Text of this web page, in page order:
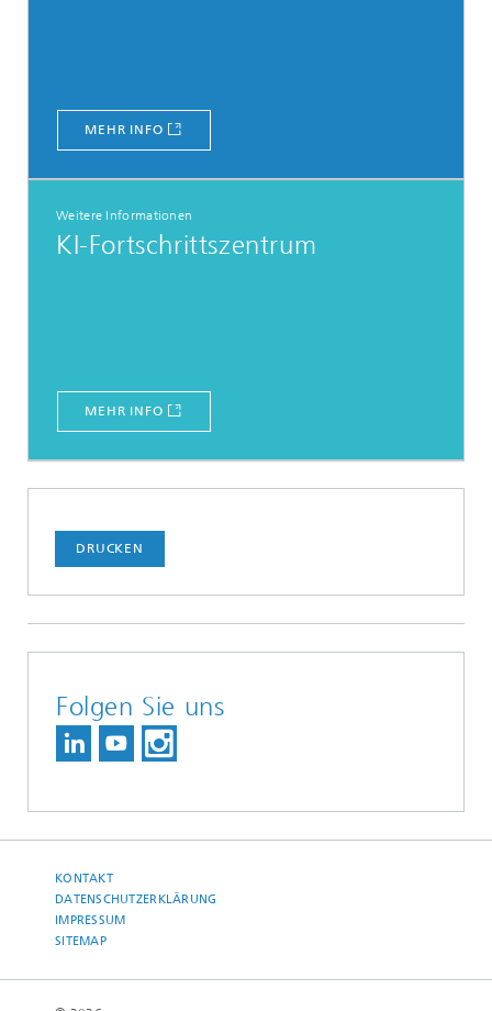
MEHR INFO
Weitere Informationen
KI-Fortschrittszentrum
MEHR INFO
DRUCKEN
Folgen Sie uns
KONTAKT
DATENSCHUTZERKLÄRUNG
IMPRESSUM
SITEMAP